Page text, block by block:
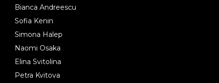
Bianca Andreescu
Sofia Kenin
Simona Halep
Naomi Osaka
Elina Svitolina
Petra Kvitova